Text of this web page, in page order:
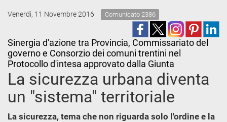
Venerdì, 11 Novembre 2016 Comunicato 2386
Sinergia d'azione tra Provincia, Commissariato del
governo e Consorzio dei comuni trentini nel
Protocollo d'intesa approvato dalla Giunta
La sicurezza urbana diventa
un "sistema" territoriale
La sicurezza, tema che non riguarda solo l'ordine e la